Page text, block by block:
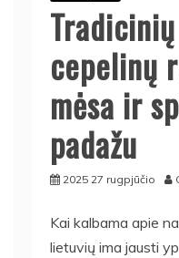
cepelinų
mėsa ir
padažu
2025 27 rugpjūčio
Kai kalbama apie
lietuvių ima jausti